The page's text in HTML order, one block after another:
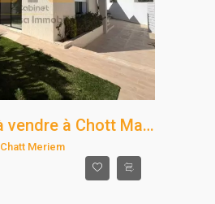
Villa neuve à vendre à Chott Mariem – Luxe et proximité de la mer
Chatt Meriem